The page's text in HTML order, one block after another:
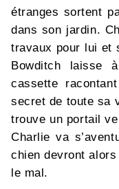
étranges sortent
dans son jardin.
travaux pour lui et
Bowditch laisse
cassette
secret de toute sa
trouve un portail
Charlie va
chien devront
le mal.